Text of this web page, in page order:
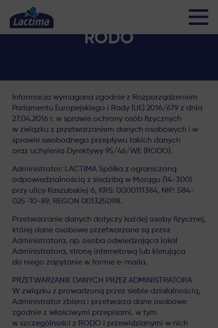
RODO
Informacja wymagana zgodnie z Rozporządzeniem
Parlamentu Europejskiego i Rady (UE) 2016/679 z dnia
27.04.2016 r. w sprawie ochrony osób fizycznych
w związku z przetwarzaniem danych osobowych i w
sprawie swobodnego przepływu takich danych
oraz uchylenia Dyrektywy 95/46/WE (RODO).
Administrator: LACTIMA Spółka z ograniczoną
odpowiedzialnością z siedzibą w Morągu (14-300)
przy ulicy Kaszubskiej 6, KRS: 0000111384, NIP: 584-
025-10-89, REGON 001325098.
Przetwarzanie danych dotyczy każdej osoby fizycznej,
której dane osobowe przetwarzane są przez
Administratora, np. osoba odwiedzająca lokal
Administratora, stronę internetową lub kierująca
do niego zapytanie w formie e-maila.
PRZETWARZANIE DANYCH PRZEZ ADMINISTRATORA
W związku z prowadzoną przez siebie działalnością,
Administrator zbiera i przetwarza dane osobowe
zgodnie z właściwymi przepisami, w tym
w szczególności z RODO i przewidzianymi w nich